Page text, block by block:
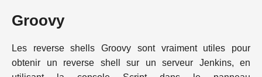
Groovy
Les reverse shells Groovy sont vraiment utiles pour
obtenir un reverse shell sur un serveur Jenkins, en